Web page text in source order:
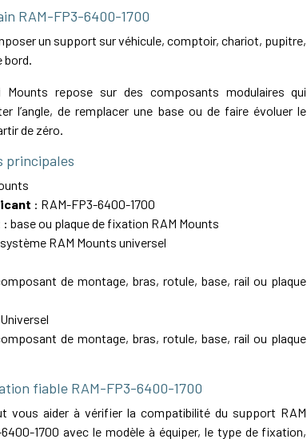
RAM-FP3-6400-1700
un support sur véhicule, comptoir, chariot, pupitre,
bord.
Mounts repose sur des composants modulaires qui
l’angle, de remplacer une base ou de faire évoluer le
de zéro.
principales
: RAM-FP3-6400-1700
: base ou plaque de fixation RAM Mounts
RAM Mounts universel
de montage, bras, rotule, base, rail ou plaque
de montage, bras, rotule, base, rail ou plaque
fiable RAM-FP3-6400-1700
vous aider à vérifier la compatibilité du support RAM
1700 avec le modèle à équiper, le type de fixation,